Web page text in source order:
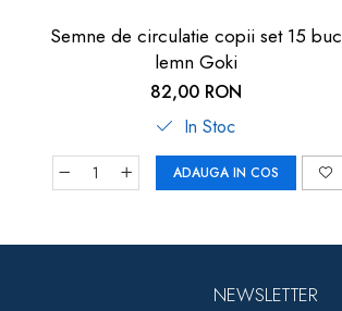
Semne de circulatie copii set 15 buc
lemn Goki
82,00 RON
In Stoc
ADAUGA IN COS
NEWSLETTER